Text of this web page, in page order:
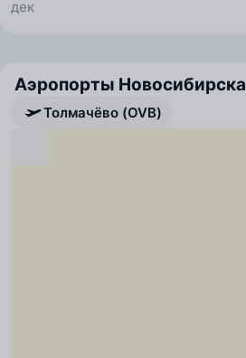
дек
Аэропорты Новосибирска
Толмачёво (OVB)